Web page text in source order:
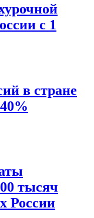
с 1
в стране
тысяч
России